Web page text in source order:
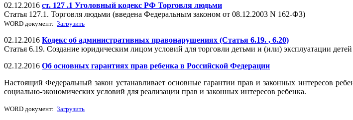
02.12.2016 ст. 127 .1 Уголовный кодекс РФ Торговля людьми
Статья 127.1. Торговля людьми (введена Федеральным законом от 08.12.2003 N 162-ФЗ)
WORD документ: Загрузить
02.12.2016 Кодекс об административных правонарушениях (Статья 6.19. , 6.20)
Статья 6.19. Создание юридическим лицом условий для торговли детьми и (или) эксплуатации детей
02.12.2016 Об основных гарантиях прав ребенка в Российской Федерации
Настоящий Федеральный закон устанавливает основные гарантии прав и законных интересов
социально-экономических условий для реализации прав и законных интересов ребенка.
WORD документ: Загрузить